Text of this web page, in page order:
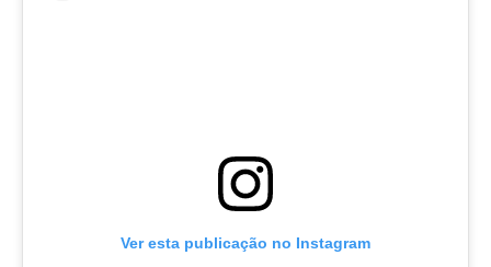
Ver esta publicação no Instagram